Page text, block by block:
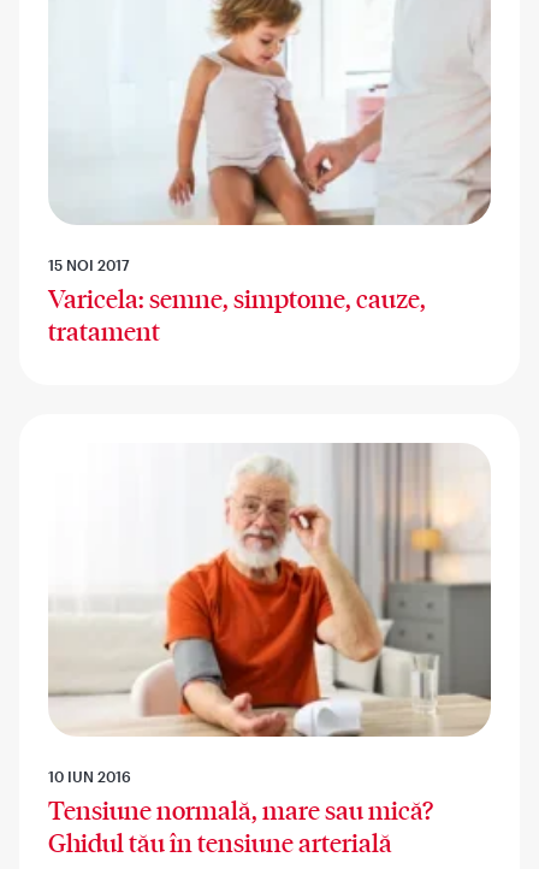
15 NOI 2017
Varicela: semne, simptome, cauze,
tratament
10 IUN 2016
Tensiune normală, mare sau mică?
Ghidul tău în tensiune arterială